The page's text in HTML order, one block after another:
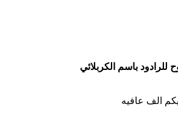
للرادود باسم الكربلائي
الف عافيه